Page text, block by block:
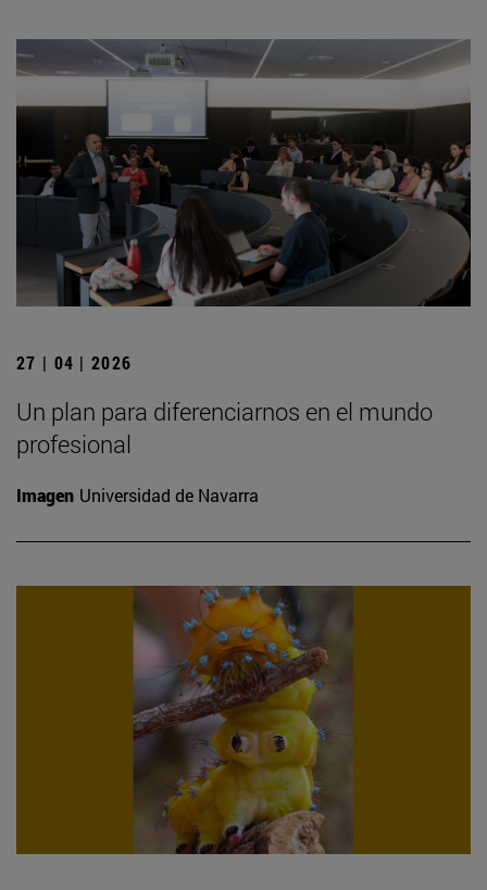
27 | 04 | 2026
Un plan para diferenciarnos en el mundo
profesional
Imagen Universidad de Navarra